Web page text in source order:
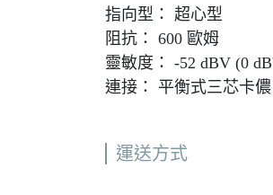
指向型： 超心型
阻抗： 600 歐姆
靈敏度： -52 dBV (0
連接： 平衡式三芯卡儂
運送方式